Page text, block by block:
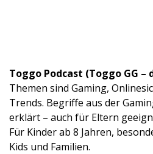
Toggo Podcast (Toggo GG –
Themen sind Gaming,
Trends. Begriffe aus der
erklärt – auch für Eltern
Für Kinder ab 8 Jahren,
Kids und Familien.